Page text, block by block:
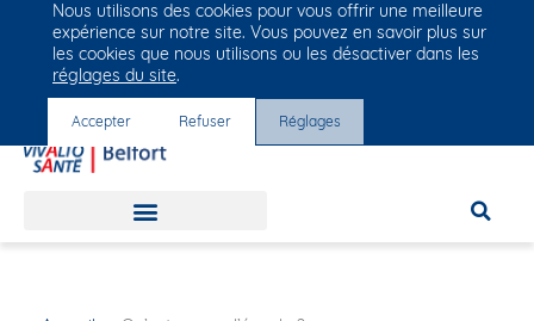
Groupe Vivalto Santé
Entre nous, la vie
Nous utilisons des cookies pour vous offrir une meilleure
expérience sur notre site. Vous pouvez en savoir plus sur
les cookies que nous utilisons ou les désactiver dans les
réglages du site.
Accepter Refuser Réglages